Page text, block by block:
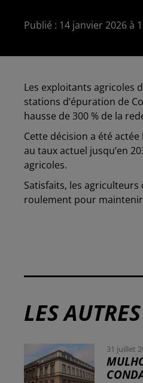
Publié : 14 janvier 2026 à
Les exploitants agricoles
stations d’épuration de
hausse de 300 % de la
Cette décision a été
au taux actuel jusqu’en
agricoles.
Satisfaits, les
roulement pour
LES
31 juillet